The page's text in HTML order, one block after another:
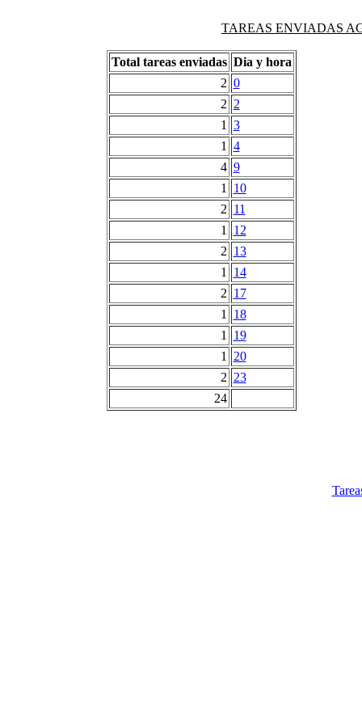
TAREAS ENVIADAS
Total tareas enviadas Dia y hora
2 0
2 2
1
3
1
4
4 9
1
10
2 11
1
12
2 13
1
14
2 17
1
18
1
19
1
20
2 23
24